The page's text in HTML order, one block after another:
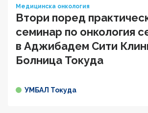
Медицинска онкология
Втори поред
семинар по онкология
в Аджибадем Сити
Болница Токуда
УМБАЛ Токуда